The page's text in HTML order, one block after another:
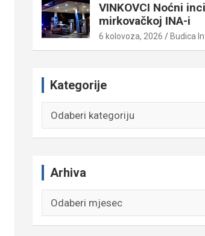
VINKOVCI Noćni
mirkovačkoj INA-i
6 kolovoza, 2026 Budica
Kategorije
Arhiva